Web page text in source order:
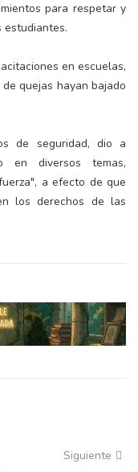
para respetar y
estudiantes.
en escuelas,
quejas hayan bajado
de seguridad, dio a
en diversos temas,
a efecto de que
los derechos de las
Siguiente